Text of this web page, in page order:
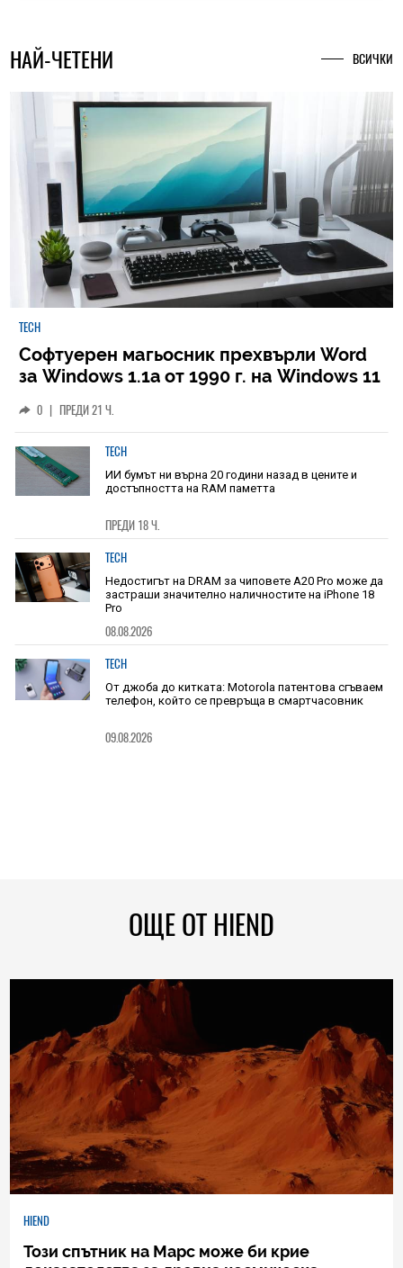
НАЙ-ЧЕТЕНИ ВСИЧКИ
TECH
Софтуерен магьосник прехвърли Word
за Windows 1.1a от 1990 г. на Windows 11
0 | ПРЕДИ 21 Ч.
TECH
ИИ бумът ни върна 20 години назад в цените и
достъпността на RAM паметта
ПРЕДИ 18 Ч.
TECH
Недостигът на DRAM за чиповете A20 Pro може да
застраши значително наличностите на iPhone 18
Pro
08.08.2026
TECH
От джоба до китката: Motorola патентова сгъваем
телефон, който се превръща в смартчасовник
09.08.2026
ОЩЕ ОТ HIEND
HIEND
Този спътник на Марс може би крие